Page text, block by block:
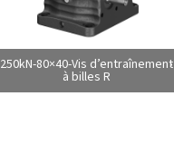
250kN-80×40-Vis d’entraînement
à billes R